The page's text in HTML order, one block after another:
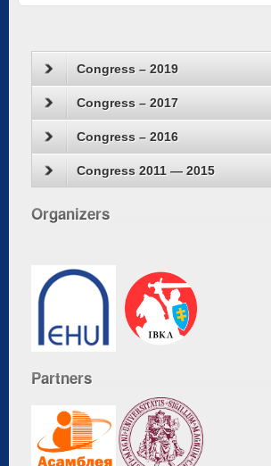
Congress – 2019
Congress – 2017
Congress – 2016
Congress 2011 — 2015
Organizers
Partners